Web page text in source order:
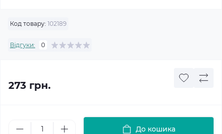
Код товару: 102189
Відгуки: 0
273 грн.
До кошика